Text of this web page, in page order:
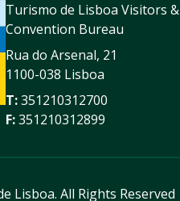
Turismo de Lisboa Visitors &
Convention Bureau
Rua do Arsenal, 21
1100-038 Lisboa
T:351210312700
F:351210312899
Lisboa. All Rights Reserved